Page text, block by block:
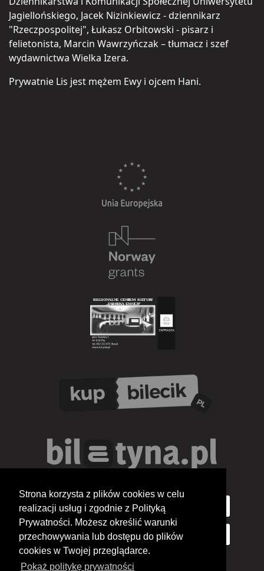
Strona korzysta z plików cookies w celu
realizacji usług i zgodnie z Polityką
Prywatności. Możesz określić warunki
przechowywania lub dostępu do plików
cookies w Twojej przeglądarce.
Pokaż politykę prywatności
Jagiellońskiego, Jacek Nizinkiewicz - dziennikarz
"Rzeczpospolitej", Łukasz Orbitowski - pisarz i
felietonista, Marcin Wawrzyńczak – tłumacz i szef
wydawnictwa Wielka Izera.
Prywatnie Lis jest mężem Ewy i ojcem Hani.